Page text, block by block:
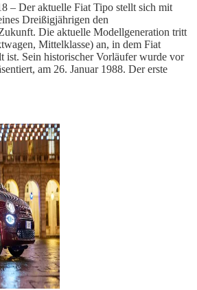
– Der aktuelle Fiat Tipo stellt sich mit
Dreißigjährigen den
Die aktuelle Modellgeneration tritt
Mittelklasse) an, in dem Fiat
ist. Sein historischer Vorläufer wurde vor
am 26. Januar 1988. Der erste